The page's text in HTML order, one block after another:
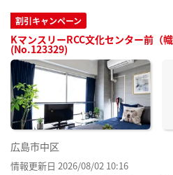
割引キャンペーン
KマンスリーRCC文化センター前（
(No.123329)
広島市中区
情報更新日 2026/08/02 10:16